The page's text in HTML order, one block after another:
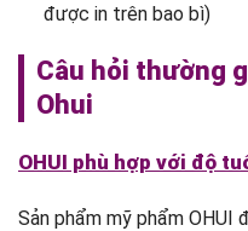
được in trên bao bì)
Câu hỏi thường
Ohui
OHUI phù hợp với độ
Sản phẩm mỹ phẩm